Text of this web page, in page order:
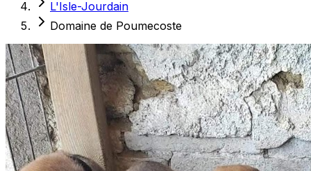
L'Isle-Jourdain
Domaine de Poumecoste